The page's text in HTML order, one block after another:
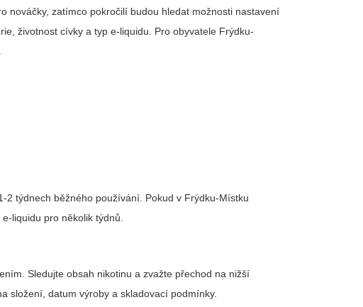
nováčky, zatímco pokročilí budou hledat možnosti nastavení
životnost cívky a typ e-liquidu. Pro obyvatele Frýdku-
týdnech běžného používání. Pokud v Frýdku-Místku
liquidu pro několik týdnů.
Sledujte obsah nikotinu a zvažte přechod na nižší
složení, datum výroby a skladovací podmínky.